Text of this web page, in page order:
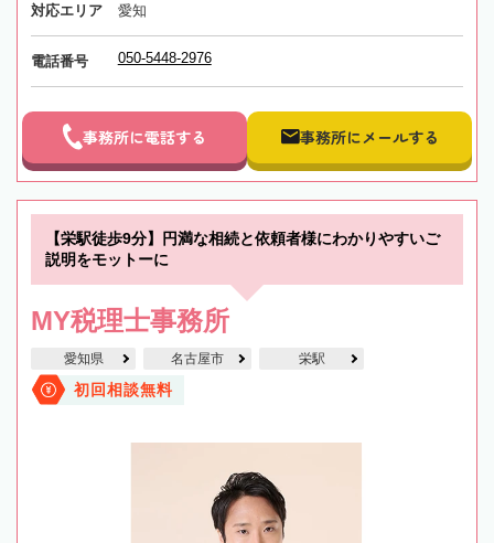
対応エリア 愛知
電話番号 050-5448-2976
事務所に電話する 事務所にメールする
【栄駅徒歩9分】円満な相続と依頼者様にわかりやすいご
説明をモットーに
MY税理士事務所
愛知県 名古屋市 栄駅
初回相談無料